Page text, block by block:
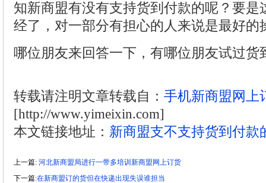
知新商盟有没有支持货到付款的呢？要是
经了，对一部分有担心的人来说是最好的
哪位朋友来回答一下，有哪位朋友试过货
转载请注明文章转载自： 手机新商盟网上
[http://www.yimeixin.com]
本文链接地址： 新商盟支不支持货到付款
上一篇: 河北新商盟局进行一带多培训新商盟网上订货
下一篇:在新商盟订的货但在快递出现失误谁担当